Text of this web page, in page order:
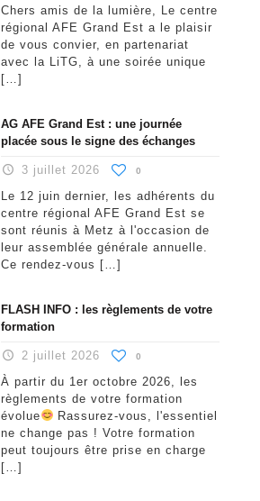
Chers amis de la lumière, Le centre
régional AFE Grand Est a le plaisir
de vous convier, en partenariat
avec la LiTG, à une soirée unique
[…]
AG AFE Grand Est : une journée
placée sous le signe des échanges
3 juillet 2026 0
Le 12 juin dernier, les adhérents du
centre régional AFE Grand Est se
sont réunis à Metz à l'occasion de
leur assemblée générale annuelle.
Ce rendez-vous […]
FLASH INFO : les règlements de votre
formation
2 juillet 2026 0
À partir du 1er octobre 2026, les
règlements de votre formation
évolue
Rassurez-vous, l'essentiel
ne change pas ! Votre formation
peut toujours être prise en charge
[…]